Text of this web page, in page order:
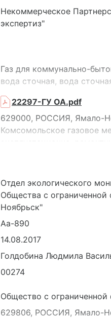
Некоммерческое
экспертиз"
Газ для коммунально-
вода сточная, вода
водоснабжения, вода
и питьевого
22297-ГУ ОА.pdf
629000, РОССИЯ, Ямало-
Комсомольское газовое
Отдел экологического
Общества с ограниченной
Ноябрьск"
Аа-890
14.08.2017
Голдобина Людмила
00274
Общество с ограниченной
629806, РОССИЯ, Ямало-